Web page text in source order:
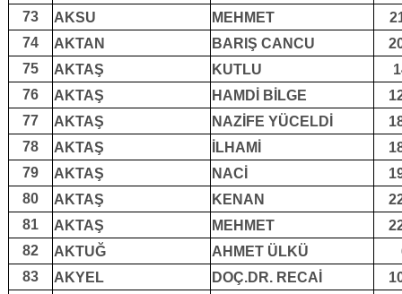
73
AKSU MEHMET
74
AKTAN BARIŞ CANCU
75
AKTAŞ KUTLU
76
AKTAŞ HAMDİ BİLGE
77
AKTAŞ NAZİFE YÜCELDİ
78
AKTAŞ İLHAMİ
79
AKTAŞ NACİ
80
AKTAŞ KENAN
81
AKTAŞ MEHMET
82
AKTUĞ AHMET ÜLKÜ
83
AKYEL DOÇ.DR. RECAİ